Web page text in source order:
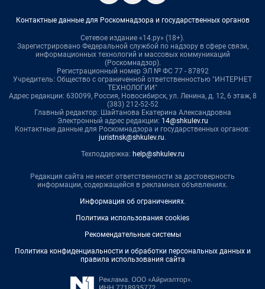
Контактные данные для Роскомнадзора и государственных органов
Сетевое издание «14.ру» (18+).
Зарегистрировано Федеральной службой по надзору в сфере связи,
информационных технологий и массовых коммуникаций
(Роскомнадзор).
Регистрационный номер ЭЛ № ФС 77 - 87892
Учредитель: Общество с ограниченной ответственностью "ИНТЕРНЕТ
ТЕХНОЛОГИИ"
Адрес редакции: 630099, Россия, Новосибирск, ул. Ленина, д. 12, 6 этаж, 8
(383) 212-52-52
Главный редактор: Шайтанова Екатерина Александровна
Электронный адрес редакции: 14@shkulev.ru
Контактные данные для Роскомнадзора и государственных органов:
juristnsk@shkulev.ru.
Техподдержка: help@shkulev.ru
Редакция сайта не несет ответственности за достоверность
информации, содержащейся в рекламных объявлениях.
Информация об ограничениях.
Политика использования cookies
Рекомендательные системы
Политика конфиденциальности и обработки персональных данных и
правила использования сайта